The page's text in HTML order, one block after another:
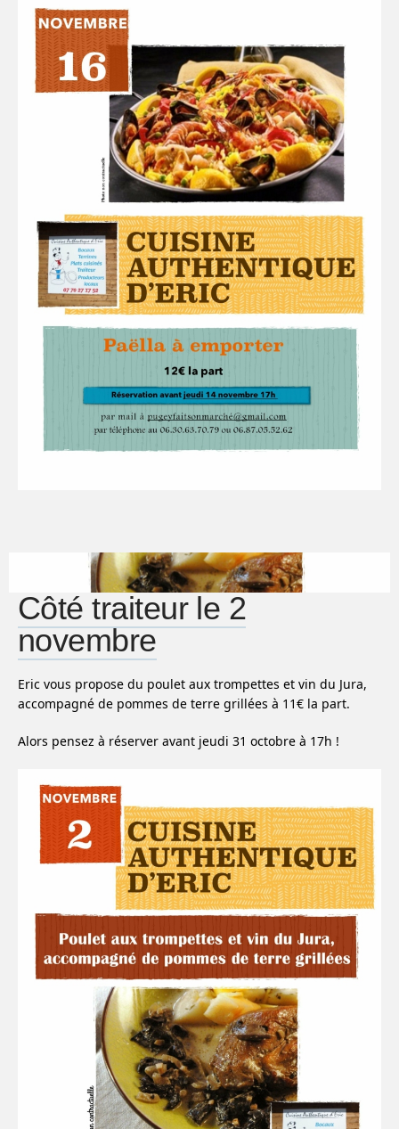
Côté traiteur le 2
novembre
Eric vous propose du poulet aux trompettes et vin du Jura,
accompagné de pommes de terre grillées à 11€ la part.
Alors pensez à réserver avant jeudi 31 octobre à 17h !